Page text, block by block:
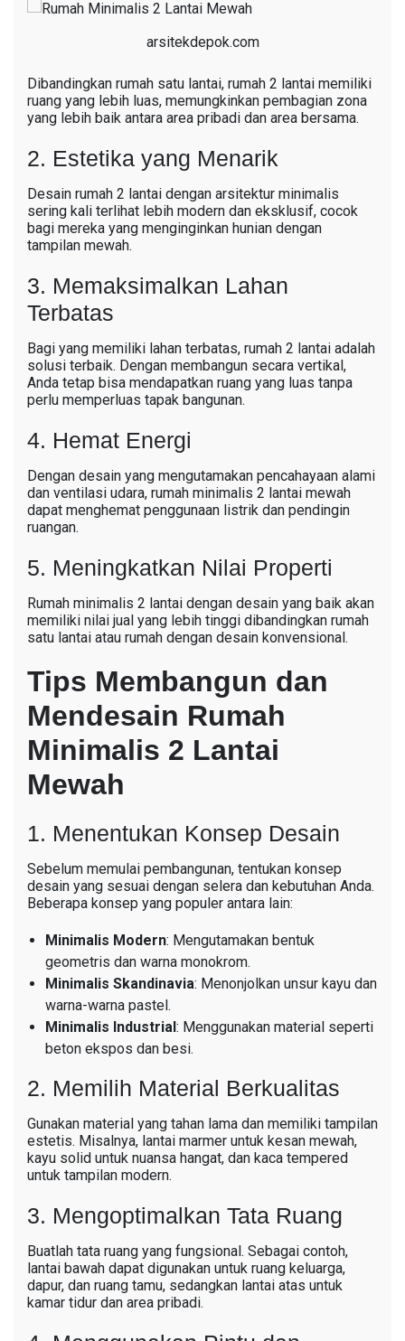
arsitekdepok.com
Dibandingkan rumah satu lantai, rumah 2 lantai memiliki
ruang yang lebih luas, memungkinkan pembagian zona
yang lebih baik antara area pribadi dan area bersama.
2. Estetika yang Menarik
Desain rumah 2 lantai dengan arsitektur minimalis
sering kali terlihat lebih modern dan eksklusif, cocok
bagi mereka yang menginginkan hunian dengan
tampilan mewah.
3. Memaksimalkan Lahan
Terbatas
Bagi yang memiliki lahan terbatas, rumah 2 lantai adalah
solusi terbaik. Dengan membangun secara vertikal,
Anda tetap bisa mendapatkan ruang yang luas tanpa
perlu memperluas tapak bangunan.
4. Hemat Energi
Dengan desain yang mengutamakan pencahayaan alami
dan ventilasi udara, rumah minimalis 2 lantai mewah
dapat menghemat penggunaan listrik dan pendingin
ruangan.
5. Meningkatkan Nilai Properti
Rumah minimalis 2 lantai dengan desain yang baik akan
memiliki nilai jual yang lebih tinggi dibandingkan rumah
satu lantai atau rumah dengan desain konvensional.
Tips Membangun dan
Mendesain Rumah
Minimalis 2 Lantai
Mewah
1. Menentukan Konsep Desain
Sebelum memulai pembangunan, tentukan konsep
desain yang sesuai dengan selera dan kebutuhan Anda.
Beberapa konsep yang populer antara lain:
Minimalis Modern: Mengutamakan bentuk
geometris dan warna monokrom.
Minimalis Skandinavia: Menonjolkan unsur kayu dan
warna-warna pastel.
Minimalis Industrial: Menggunakan material seperti
beton ekspos dan besi.
2. Memilih Material Berkualitas
Gunakan material yang tahan lama dan memiliki tampilan
estetis. Misalnya, lantai marmer untuk kesan mewah,
kayu solid untuk nuansa hangat, dan kaca tempered
untuk tampilan modern.
3. Mengoptimalkan Tata Ruang
Buatlah tata ruang yang fungsional. Sebagai contoh,
lantai bawah dapat digunakan untuk ruang keluarga,
dapur, dan ruang tamu, sedangkan lantai atas untuk
kamar tidur dan area pribadi.